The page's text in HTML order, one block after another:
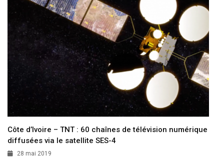
Côte d’Ivoire – TNT : 60 chaînes de télévision numérique
diffusées via le satellite SES-4
28 mai 2019